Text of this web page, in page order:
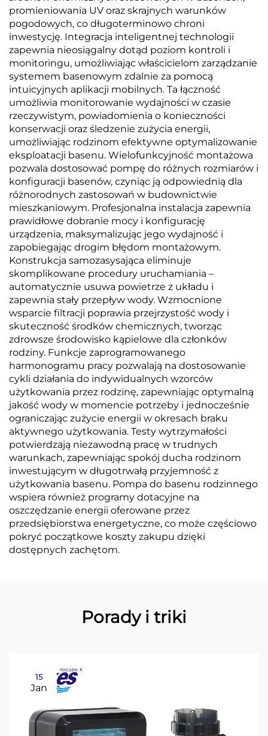
promieniowania UV oraz skrajnych warunków
pogodowych, co długoterminowo chroni
inwestycję. Integracja inteligentnej technologii
zapewnia nieosiągalny dotąd poziom kontroli i
monitoringu, umożliwiając właścicielom zarządzanie
systemem basenowym zdalnie za pomocą
intuicyjnych aplikacji mobilnych. Ta łączność
umożliwia monitorowanie wydajności w czasie
rzeczywistym, powiadomienia o konieczności
konserwacji oraz śledzenie zużycia energii,
umożliwiając rodzinom efektywne optymalizowanie
eksploatacji basenu. Wielofunkcyjność montażowa
pozwala dostosować pompę do różnych rozmiarów i
konfiguracji basenów, czyniąc ją odpowiednią dla
różnorodnych zastosowań w budownictwie
mieszkaniowym. Profesjonalna instalacja zapewnia
prawidłowe dobranie mocy i konfigurację
urządzenia, maksymalizując jego wydajność i
zapobiegając drogim błędom montażowym.
Konstrukcja samozasysająca eliminuje
skomplikowane procedury uruchamiania –
automatycznie usuwa powietrze z układu i
zapewnia stały przepływ wody. Wzmocnione
wsparcie filtracji poprawia przejrzystość wody i
skuteczność środków chemicznych, tworząc
zdrowsze środowisko kąpielowe dla członków
rodziny. Funkcje zaprogramowanego
harmonogramu pracy pozwalają na dostosowanie
cykli działania do indywidualnych wzorców
użytkowania przez rodzinę, zapewniając optymalną
jakość wody w momencie potrzeby i jednocześnie
ograniczając zużycie energii w okresach braku
aktywnego użytkowania. Testy wytrzymałości
potwierdzają niezawodną pracę w trudnych
warunkach, zapewniając spokój ducha rodzinom
inwestującym w długotrwałą przyjemność z
użytkowania basenu. Pompa do basenu rodzinnego
wspiera również programy dotacyjne na
oszczędzanie energii oferowane przez
przedsiębiorstwa energetyczne, co może częściowo
pokryć początkowe koszty zakupu dzięki
dostępnych zachętom.
Porady i triki
15
Jan